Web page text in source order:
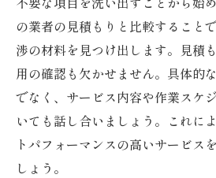
の業者の見積もりと比較すること
渉の材料を見つけ出します。見積
用の確認も欠かせません。具体的
でなく、サービス内容や作業スケ
いても話し合いましょう。これに
トパフォーマンスの高いサービス
しょう。